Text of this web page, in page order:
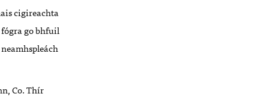
cigireachta
go bhfuil
Co. Thír